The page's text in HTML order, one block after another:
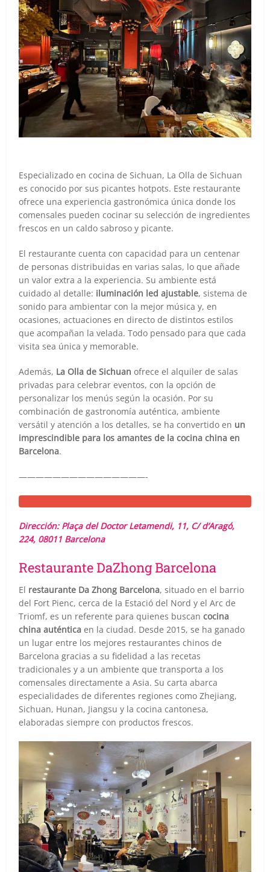
Especializado en cocina de Sichuan, La Olla de Sichuan
es conocido por sus picantes hotpots. Este restaurante
ofrece una experiencia gastronómica única donde los
comensales pueden cocinar su selección de ingredientes
frescos en un caldo sabroso y picante.
El restaurante cuenta con capacidad para un centenar
de personas distribuidas en varias salas, lo que añade
un valor extra a la experiencia. Su ambiente está
cuidado al detalle: iluminación led ajustable, sistema de
sonido para ambientar con la mejor música y, en
ocasiones, actuaciones en directo de distintos estilos
que acompañan la velada. Todo pensado para que cada
visita sea única y memorable.
Además, La Olla de Sichuan ofrece el alquiler de salas
privadas para celebrar eventos, con la opción de
personalizar los menús según la ocasión. Por su
combinación de gastronomía auténtica, ambiente
versátil y atención a los detalles, se ha convertido en un
imprescindible para los amantes de la cocina china en
Barcelona.
———————————————-
Dirección: Plaça del Doctor Letamendi, 11, C/ d’Aragó,
224, 08011 Barcelona
Restaurante DaZhong Barcelona
El restaurante Da Zhong Barcelona, situado en el barrio
del Fort Pienc, cerca de la Estació del Nord y el Arc de
Triomf, es un referente para quienes buscancocina
china auténtica en la ciudad. Desde 2015, se ha ganado
un lugar entre los mejores restaurantes chinos de
Barcelona gracias a su fidelidad a las recetas
tradicionales y a un ambiente que transporta a los
comensales directamente a Asia. Su carta abarca
especialidades de diferentes regiones como Zhejiang,
Sichuan, Hunan, Jiangsu y la cocina cantonesa,
elaboradas siempre con productos frescos.